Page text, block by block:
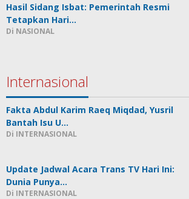
Hasil Sidang Isbat: Pemerintah Resmi
Tetapkan Hari…
Di NASIONAL
Internasional
Fakta Abdul Karim Raeq Miqdad, Yusril
Bantah Isu U…
Di INTERNASIONAL
Update Jadwal Acara Trans TV Hari Ini:
Dunia Punya…
Di INTERNASIONAL